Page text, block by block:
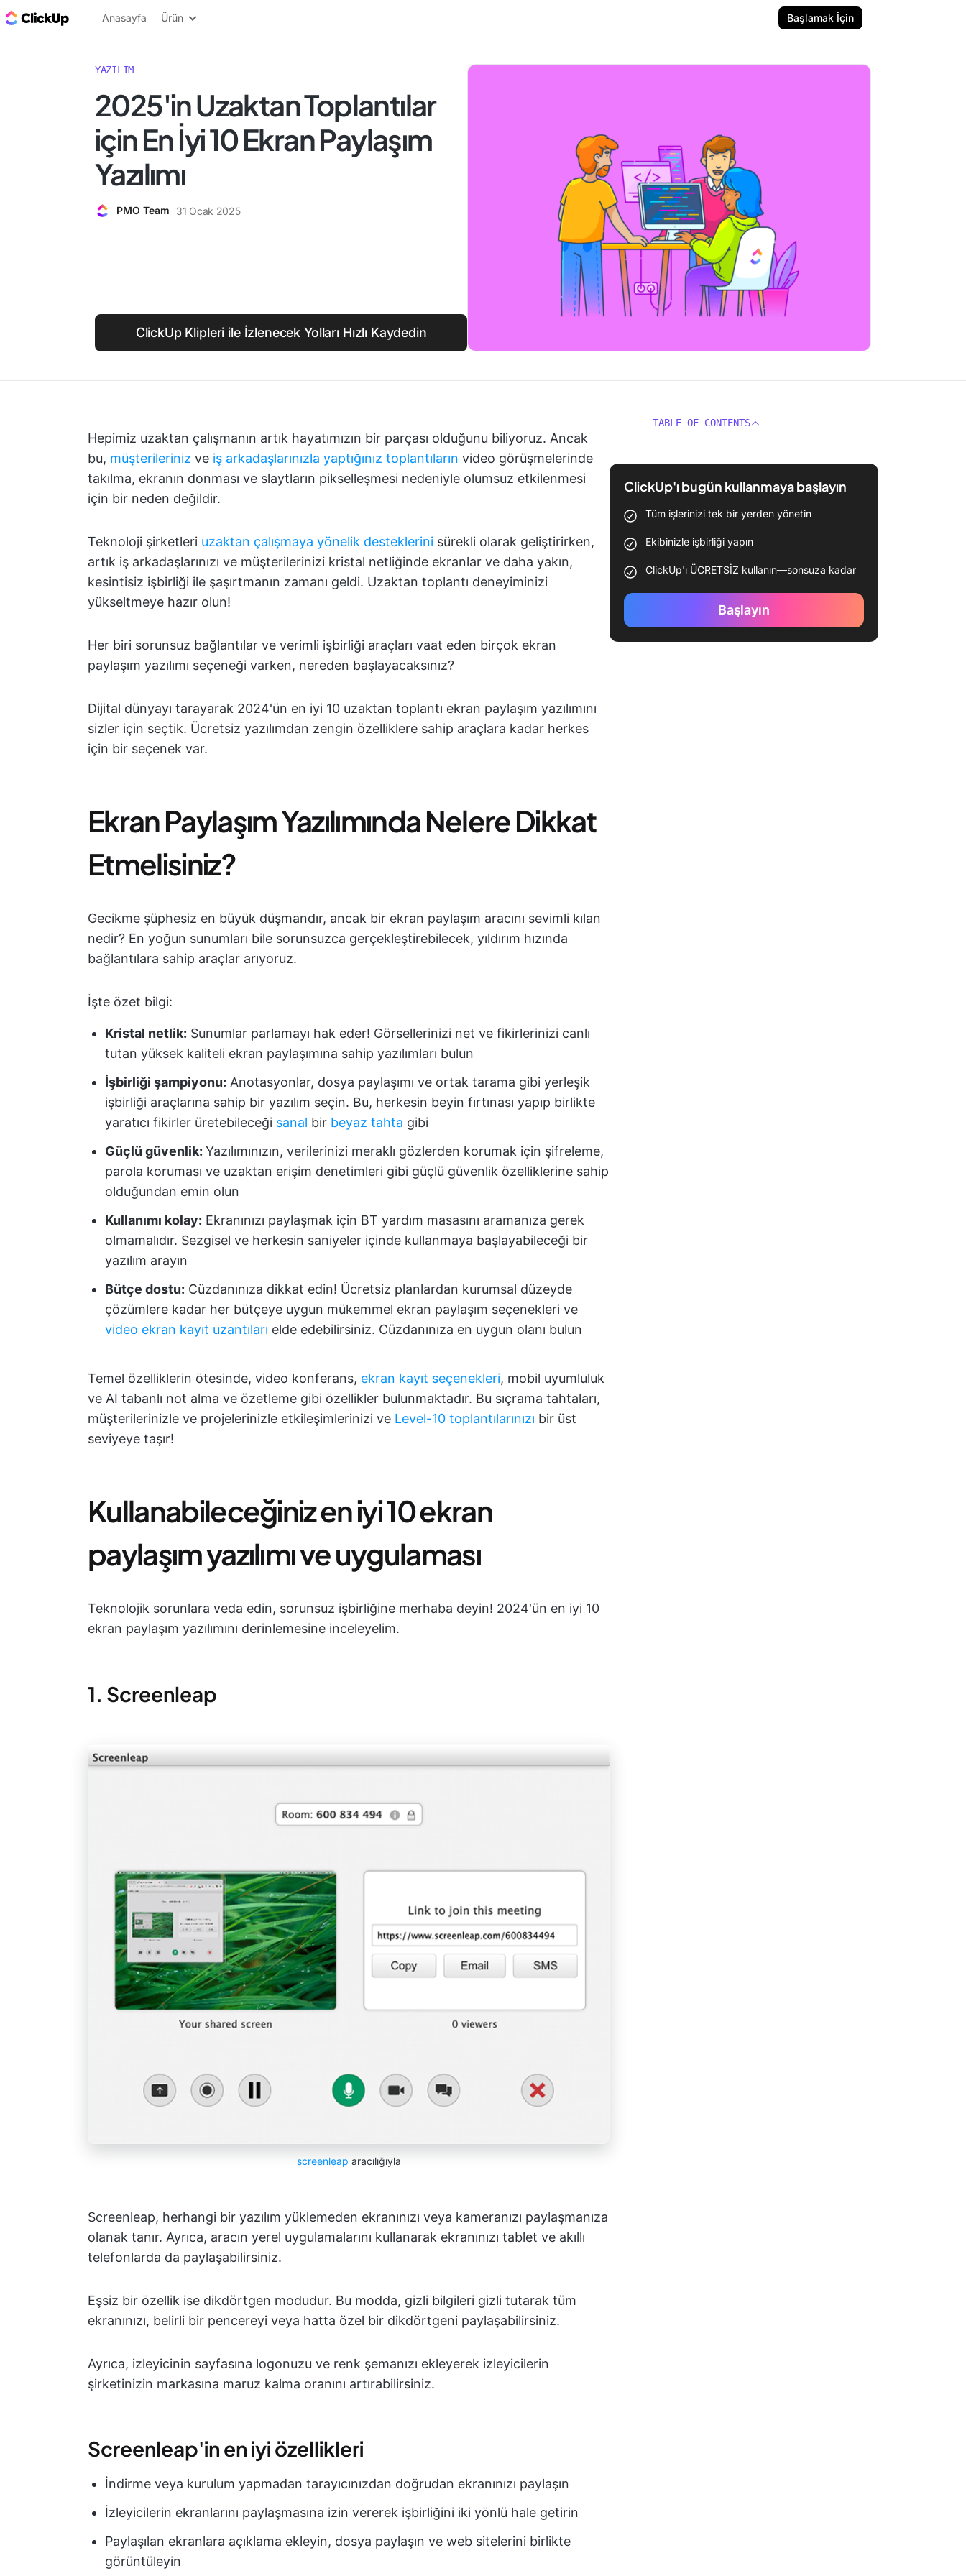
ClickUp Blog
Anasayfa Ürün Başlamak İçin
YAZILIM
2025'in Uzaktan Toplantılar
için En İyi 10 Ekran Paylaşım
Yazılımı
PMO Team 31 Ocak 2025
ClickUp Klipleri ile İzlenecek Yolları Hızlı Kaydedin
Hepimiz uzaktan çalışmanın artık hayatımızın bir parçası olduğunu biliyoruz. Ancak
bu, müşterileriniz ve iş arkadaşlarınızla yaptığınız toplantıların video görüşmelerinde
takılma, ekranın donması ve slaytların pikselleşmesi nedeniyle olumsuz etkilenmesi
için bir neden değildir.
Teknoloji şirketleri uzaktan çalışmaya yönelik desteklerini sürekli olarak geliştirirken,
artık iş arkadaşlarınızı ve müşterilerinizi kristal netliğinde ekranlar ve daha yakın,
kesintisiz işbirliği ile şaşırtmanın zamanı geldi. Uzaktan toplantı deneyiminizi
yükseltmeye hazır olun!
Her biri sorunsuz bağlantılar ve verimli işbirliği araçları vaat eden birçok ekran
paylaşım yazılımı seçeneği varken, nereden başlayacaksınız?
Dijital dünyayı tarayarak 2024'ün en iyi 10 uzaktan toplantı ekran paylaşım yazılımını
sizler için seçtik. Ücretsiz yazılımdan zengin özelliklere sahip araçlara kadar herkes
için bir seçenek var.
Ekran Paylaşım Yazılımında Nelere Dikkat
Etmelisiniz?
Gecikme şüphesiz en büyük düşmandır, ancak bir ekran paylaşım aracını sevimli kılan
nedir? En yoğun sunumları bile sorunsuzca gerçekleştirebilecek, yıldırım hızında
bağlantılara sahip araçlar arıyoruz.
İşte özet bilgi:
Kristal netlik: Sunumlar parlamayı hak eder! Görsellerinizi net ve fikirlerinizi canlı
tutan yüksek kaliteli ekran paylaşımına sahip yazılımları bulun
İşbirliği şampiyonu: Anotasyonlar, dosya paylaşımı ve ortak tarama gibi yerleşik
işbirliği araçlarına sahip bir yazılım seçin. Bu, herkesin beyin fırtınası yapıp birlikte
yaratıcı fikirler üretebileceği sanal bir beyaz tahta gibi
Güçlü güvenlik: Yazılımınızın, verilerinizi meraklı gözlerden korumak için şifreleme,
parola koruması ve uzaktan erişim denetimleri gibi güçlü güvenlik özelliklerine sahip
olduğundan emin olun
Kullanımı kolay: Ekranınızı paylaşmak için BT yardım masasını aramanıza gerek
olmamalıdır. Sezgisel ve herkesin saniyeler içinde kullanmaya başlayabileceği bir
yazılım arayın
Bütçe dostu: Cüzdanınıza dikkat edin! Ücretsiz planlardan kurumsal düzeyde
çözümlere kadar her bütçeye uygun mükemmel ekran paylaşım seçenekleri ve
video ekran kayıt uzantıları elde edebilirsiniz. Cüzdanınıza en uygun olanı bulun
Temel özelliklerin ötesinde, video konferans, ekran kayıt seçenekleri, mobil uyumluluk
ve AI tabanlı not alma ve özetleme gibi özellikler bulunmaktadır. Bu sıçrama tahtaları,
müşterilerinizle ve projelerinizle etkileşimlerinizi ve Level-10 toplantılarınızı bir üst
seviyeye taşır!
Kullanabileceğiniz en iyi 10 ekran
paylaşım yazılımı ve uygulaması
Teknolojik sorunlara veda edin, sorunsuz işbirliğine merhaba deyin! 2024'ün en iyi 10
ekran paylaşım yazılımını derinlemesine inceleyelim.
1. Screenleap
screenleap aracılığıyla
Screenleap, herhangi bir yazılım yüklemeden ekranınızı veya kameranızı paylaşmanıza
olanak tanır. Ayrıca, aracın yerel uygulamalarını kullanarak ekranınızı tablet ve akıllı
telefonlarda da paylaşabilirsiniz.
Eşsiz bir özellik ise dikdörtgen modudur. Bu modda, gizli bilgileri gizli tutarak tüm
ekranınızı, belirli bir pencereyi veya hatta özel bir dikdörtgeni paylaşabilirsiniz.
Ayrıca, izleyicinin sayfasına logonuzu ve renk şemanızı ekleyerek izleyicilerin
şirketinizin markasına maruz kalma oranını artırabilirsiniz.
Screenleap'in en iyi özellikleri
İndirme veya kurulum yapmadan tarayıcınızdan doğrudan ekranınızı paylaşın
İzleyicilerin ekranlarını paylaşmasına izin vererek işbirliğini iki yönlü hale getirin
Paylaşılan ekranlara açıklama ekleyin, dosya paylaşın ve web sitelerini birlikte
görüntüleyin
TABLE OF CONTENTS
ClickUp'ı bugün kullanmaya başlayın
Tüm işlerinizi tek bir yerden yönetin
Ekibinizle işbirliği yapın
ClickUp'ı ÜCRETSİZ kullanın—sonsuza kadar
Başlayın